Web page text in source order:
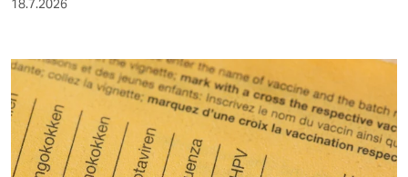
18.7.2026